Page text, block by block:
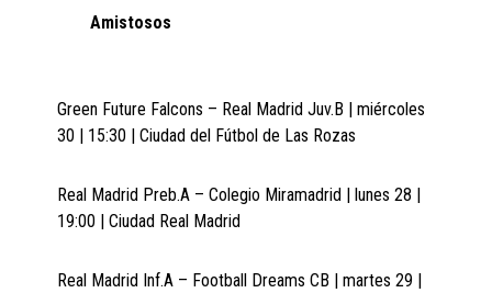
Amistosos
Green Future Falcons – Real Madrid Juv.B | miércoles
30 | 15:30 | Ciudad del Fútbol de Las Rozas
Real Madrid Preb.A – Colegio Miramadrid | lunes 28 |
19:00 | Ciudad Real Madrid
Real Madrid Inf.A – Football Dreams CB | martes 29 |